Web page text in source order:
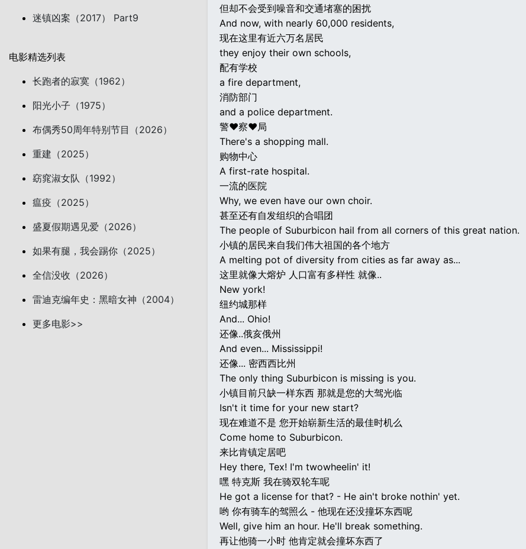
迷镇凶案（2017） Part9
电影精选列表
长跑者的寂寞（1962）
阳光小子（1975）
布偶秀50周年特别节目（2026）
重建（2025）
窈窕淑女队（1992）
瘟疫（2025）
盛夏假期遇见爱（2026）
如果有腿，我会踢你（2025）
全信没收（2026）
雷迪克编年史：黑暗女神（2004）
更多电影>>
但却不会受到噪音和交通堵塞的困扰
And now, with nearly 60,000 residents,
现在这里有近六万名居民
they enjoy their own schools,
配有学校
a fire department,
消防部门
and a police department.
警♥察♥局
There's a shopping mall.
购物中心
A first-rate hospital.
一流的医院
Why, we even have our own choir.
甚至还有自发组织的合唱团
The people of Suburbicon hail from all corners of this great nation.
小镇的居民来自我们伟大祖国的各个地方
A melting pot of diversity from cities as far away as...
这里就像大熔炉 人口富有多样性 就像..
New york!
纽约城那样
And... Ohio!
还像..俄亥俄州
And even... Mississippi!
还像... 密西西比州
The only thing Suburbicon is missing is you.
小镇目前只缺一样东西 那就是您的大驾光临
Isn't it time for your new start?
现在难道不是 您开始崭新生活的最佳时机么
Come home to Suburbicon.
来比肯镇定居吧
Hey there, Tex! I'm twowheelin' it!
嘿 特克斯 我在骑双轮车呢
He got a license for that? - He ain't broke nothin' yet.
哟 你有骑车的驾照么 - 他现在还没撞坏东西呢
Well, give him an hour. He'll break something.
再让他骑一小时 他肯定就会撞坏东西了